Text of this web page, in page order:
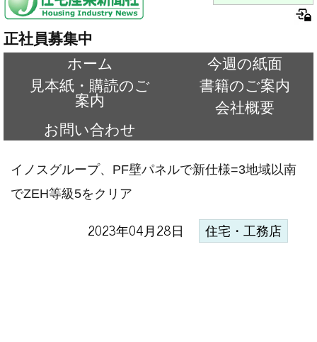
正社員募集中
ホーム
今週の紙面
見本紙・購読のご
案内
書籍のご案内
会社概要
お問い合わせ
イノスグループ、PF壁パネルで新仕様=3地域以南
でZEH等級5をクリア
2023年04月28日 住宅・工務店